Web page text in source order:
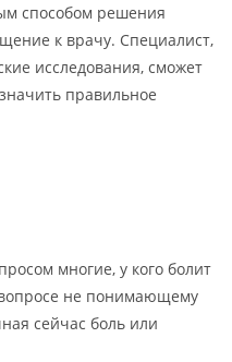
способом решения
к врачу. Специалист,
исследования, сможет
правильное
многие, у кого болит
вопросе не понимающему
сейчас боль или